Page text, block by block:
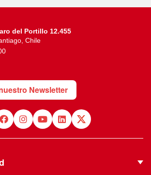
del Portillo 12.455
Chile
Newsletter